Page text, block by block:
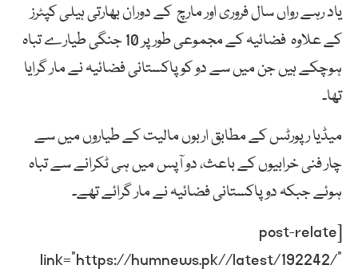
یاد رہے رواں سال فروری اور مارچ کے دوران بھارتی ہیلی کپٹرز
کے علاوہ فضائیہ کے مجموعی طور پر 10 جنگی طیارے تباہ
ہوچکے ہیں جن میں سے دو کو پاکستانی فضائیہ نے مار گرایا
تھا۔
میڈیا رپورٹس کے مطابق اربوں مالیت کے طیاروں میں سے
چار فنی خرابیوں کے باعث، دو آپس میں ہی ٹکرانے سے تباہ
ہوئے جبکہ دو پاکستانی فضائیہ نے مار گرائے تھے۔
[post-relate
link=”https://humnews.pk//latest/192242/”